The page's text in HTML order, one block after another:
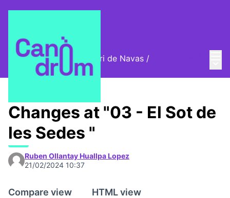
Cromos digitals del barri de Navas /
🦊 Digital stamps
Changes at "03 - El Sot de
les Sedes "
Ruben Ollantay Huallpa Lopez
21/02/2024 10:37
Compare view
HTML view